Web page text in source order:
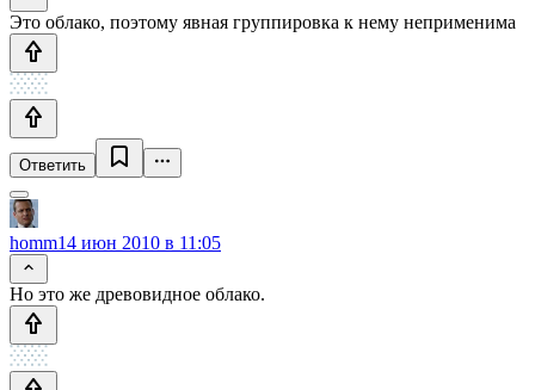
Это облако, поэтому явная группировка к нему неприменима
Ответить
homm14 июн 2010 в 11:05
Но это же древовидное облако.